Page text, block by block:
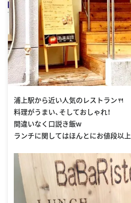
浦上駅から近い人気のレストラン🍴
料理がうまい、そしておしゃれ！
間違いなく口説き飯w
ランチに関してはほんとにお値段以上